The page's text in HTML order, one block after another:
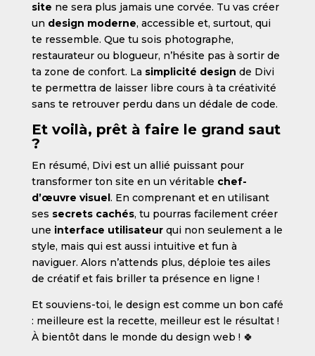
site ne sera plus jamais une corvée. Tu vas créer
un design moderne, accessible et, surtout, qui
te ressemble. Que tu sois photographe,
restaurateur ou blogueur, n’hésite pas à sortir de
ta zone de confort. La simplicité design de Divi
te permettra de laisser libre cours à ta créativité
sans te retrouver perdu dans un dédale de code.
Et voilà, prêt à faire le grand saut
?
En résumé, Divi est un allié puissant pour
transformer ton site en un véritable chef-
d’œuvre visuel. En comprenant et en utilisant
ses secrets cachés, tu pourras facilement créer
une interface utilisateurqui non seulement a le
style, mais qui est aussi intuitive et fun à
naviguer. Alors n’attends plus, déploie tes ailes
de créatif et fais briller ta présence en ligne !
Et souviens-toi, le design est comme un bon café
: meilleure est la recette, meilleur est le résultat !
À bientôt dans le monde du design web ! 🍀